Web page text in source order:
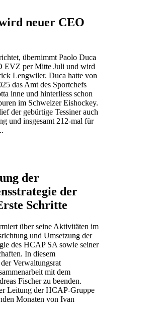
neuer CEO
übernimmt Paolo Duca
EVZ per Mitte Juli und wird
Lengwiler. Duca hatte von
das Amt des Sportchefs
inne und hinterliess schon
im Schweizer Eishockey.
der gebürtige Tessiner auch
und insgesamt 212-mal für
der
der
Schritte
über seine Aktivitäten im
und Umsetzung der
des HCAP SA sowie seiner
In diesem
Verwaltungsrat
mit dem
Fischer zu beenden.
Leitung der HCAP-Gruppe
Monaten von Ivan